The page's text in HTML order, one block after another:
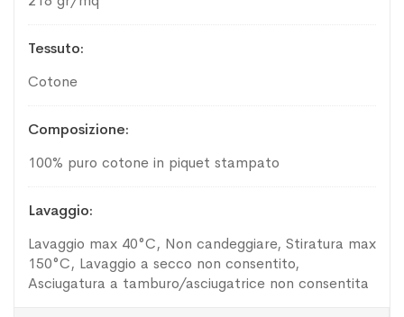
Tessuto
Cotone
Composizione
100% puro cotone in piquet stampato
Lavaggio
Lavaggio max 40°C, Non candeggiare, Stiratura max
150°C, Lavaggio a secco non consentito,
Asciugatura a tamburo/asciugatrice non consentita